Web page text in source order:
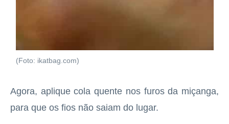
(Foto: ikatbag.com)
Agora, aplique cola quente nos furos da miçanga,
para que os fios não saiam do lugar.